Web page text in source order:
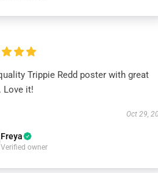
Trippie Redd poster with great
Love it!
Oct 29,
Freya
Verified owner